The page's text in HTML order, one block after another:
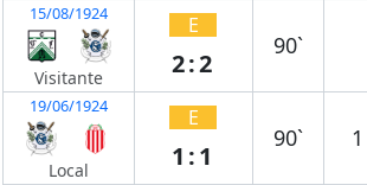
15/08/1924
Visitante
E
2:2
90`
19/06/1924
Local
E
1:1
90` 1